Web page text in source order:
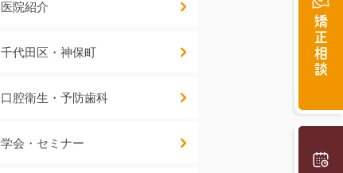
医院紹介
千代田区・神保町
口腔衛生・予防歯科
学会・セミナー
矯正相談